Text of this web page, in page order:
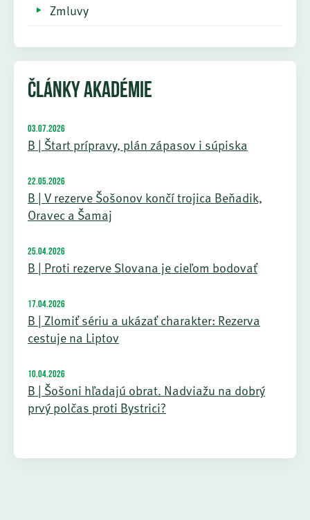
Zmluvy
ČLÁNKY AKADÉMIE
03.07.2026
B | Štart prípravy, plán zápasov i súpiska
22.05.2026
B | V rezerve Šošonov končí trojica Beňadik,
Oravec a Šamaj
25.04.2026
B | Proti rezerve Slovana je cieľom bodovať
17.04.2026
B | Zlomiť sériu a ukázať charakter: Rezerva
cestuje na Liptov
10.04.2026
B | Šošoni hľadajú obrat. Nadviažu na dobrý
prvý polčas proti Bystrici?